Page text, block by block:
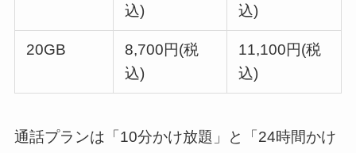
込)
込)
20GB
8,700円(税
込)
11,100円(税
込)
通話プランは「10分かけ放題」と「24時間かけ